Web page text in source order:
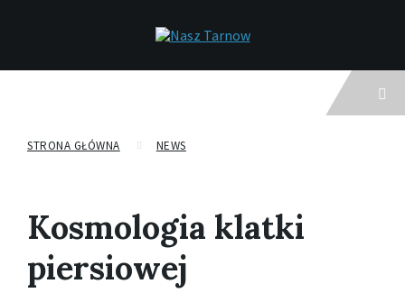
STRONA GŁÓWNA NEWS
Kosmologia klatki
piersiowej